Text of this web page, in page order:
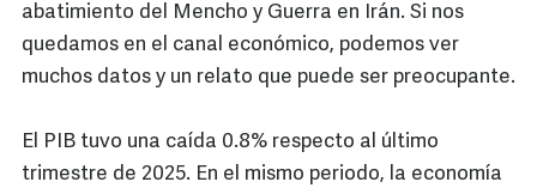
abatimiento del Mencho y Guerra en Irán. Si nos
quedamos en el canal económico, podemos ver
muchos datos y un relato que puede ser preocupante.
El PIB tuvo una caída 0.8% respecto al último
trimestre de 2025. En el mismo periodo, la economía